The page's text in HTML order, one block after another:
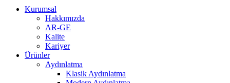
Kurumsal
Hakkımızda
AR-GE
Kalite
Kariyer
Ürünler
Aydınlatma
Klasik Aydınlatma